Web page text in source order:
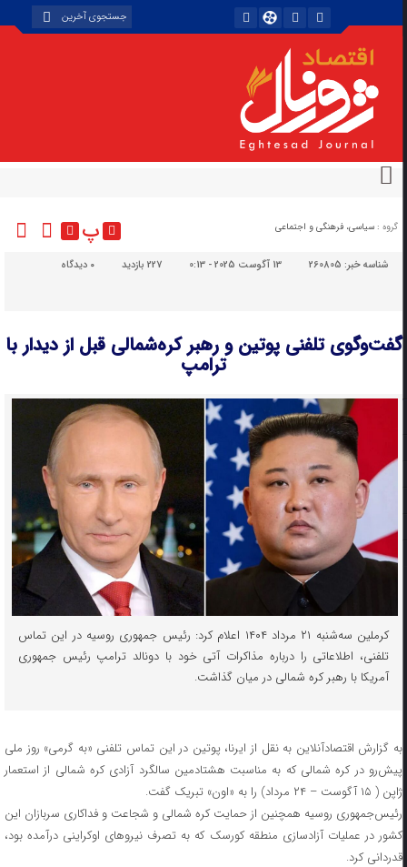
گروه : سیاسی، فرهنگی و اجتماعی پ
شناسه خبر:260805 13 آگوست 2025 - 0:13 227 بازدید دیدگاه
گفت‌وگوی تلفنی پوتین و رهبر کره‌شمالی قبل از دیدار با
ترامپ
کرملین سه‌شنبه ۲۱ مرداد ۱۴۰۴ اعلام کرد:‌ رئیس جمهوری روسیه در این تماس
تلفنی، اطلاعاتی را درباره مذاکرات آتی خود با دونالد ترامپ رئیس جمهوری
آمریکا با رهبر کره شمالی در میان گذاشت.
به گزارش اقتصادآنلاین به نقل از ایرنا، پوتین در این تماس تلفنی «به گرمی» روز ملی
پیش‌رو در کره شمالی که به مناسبت هشتادمین سالگرد آزادی کره شمالی از استعمار
ژاپن ( ۱۵ آگوست – ۲۴ مرداد) را به «اون» تبریک گفت.
رئیس‌جمهوری روسیه همچنین از حمایت کره شمالی و شجاعت و فداکاری سربازان این
کشور در عملیات آزادسازی منطقه کورسک که به تصرف نیروهای اوکراینی درآمده بود،
قدردانی کرد.